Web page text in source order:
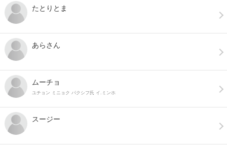
たとりとま
あらさん
ムーチョ
ユチョン ミニョク パクシフ氏 イ.ミンホ
スージー